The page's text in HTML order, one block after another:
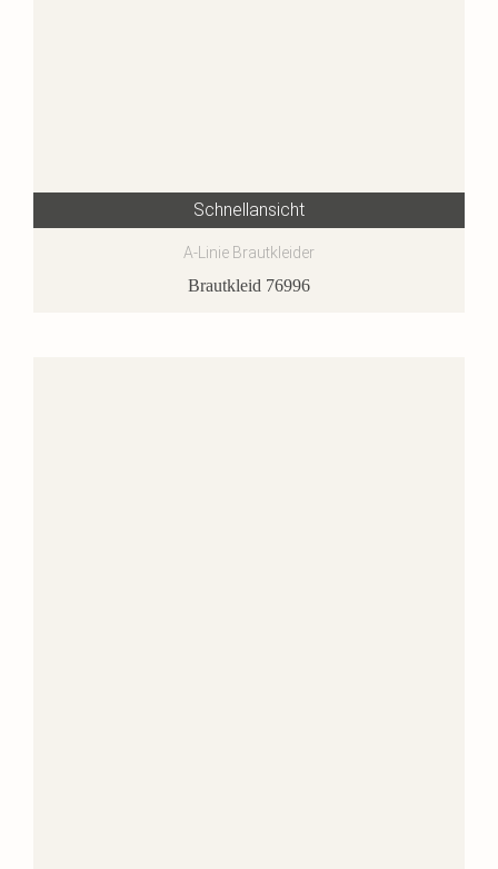
Schnellansicht
A-Linie Brautkleider
Brautkleid 76996